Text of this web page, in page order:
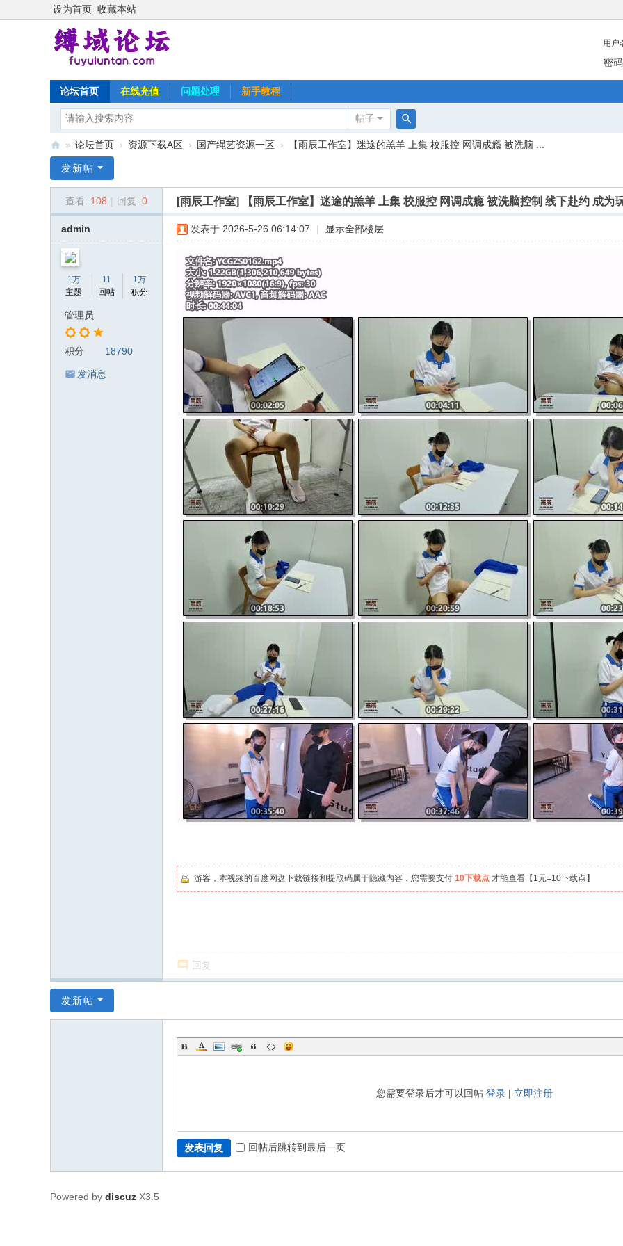
设为首页 收藏本站
用户
密码
论坛首页 在线充值 问题处理 新手教程
帖子
搜
域
» 论坛首页 › 资源下载A区 › 国产绳艺资源一区 › 【雨辰工作室】迷途的羔羊 上集 校服控 网调成瘾 被洗脑 ...
发新帖
查看: 108 回复: 0 [雨辰工作室] 【雨辰工作室】迷途的羔羊 上集 校服控 网调成瘾 被洗脑控制 线下赴约 成为
admin
1万
主题
11
回帖
1万
积分
管理员
积分 18790
发消息
发表于 2026-5-26 06:14:07 显示全部楼层
游客，本视频的百度网盘下载链接和提取码属于隐藏内容，您需要支付 10下载点 才能查看【1元=10下载点】
回复
发新帖
您需要登录后才可以回帖 登录| 立即注册
发表回复 回帖后跳转到最后一页
Powered by discuz X3.5